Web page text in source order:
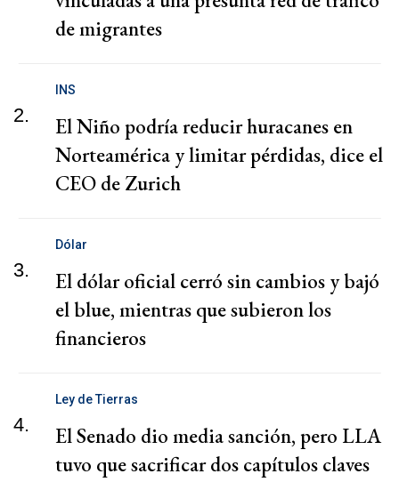
de migrantes
2.
INS
El Niño podría reducir huracanes en
Norteamérica y limitar pérdidas, dice el
CEO de Zurich
3.
Dólar
El dólar oficial cerró sin cambios y bajó
el blue, mientras que subieron los
financieros
4.
Ley de Tierras
El Senado dio media sanción, pero LLA
tuvo que sacrificar dos capítulos claves